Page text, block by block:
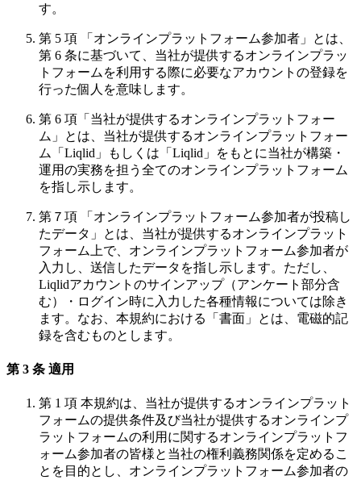
す。
第 5 項 「オンラインプラットフォーム参加者」とは、
第 6 条に基づいて、当社が提供するオンラインプラッ
トフォームを利用する際に必要なアカウントの登録を
行った個人を意味します。
第 6 項「当社が提供するオンラインプラットフォー
ム」とは、当社が提供するオンラインプラットフォー
ム「Liqlid」もしくは「Liqlid」をもとに当社が構築・
運用の実務を担う全てのオンラインプラットフォーム
を指し示します。
第７項 「オンラインプラットフォーム参加者が投稿し
たデータ」とは、当社が提供するオンラインプラット
フォーム上で、オンラインプラットフォーム参加者が
入力し、送信したデータを指し示します。ただし、
Liqlidアカウントのサインアップ（アンケート部分含
む）・ログイン時に入力した各種情報については除き
ます。なお、本規約における「書面」とは、電磁的記
録を含むものとします。
第 3 条 適用
第 1 項 本規約は、当社が提供するオンラインプラット
フォームの提供条件及び当社が提供するオンラインプ
ラットフォームの利用に関するオンラインプラットフ
ォーム参加者の皆様と当社の権利義務関係を定めるこ
とを目的とし、オンラインプラットフォーム参加者の